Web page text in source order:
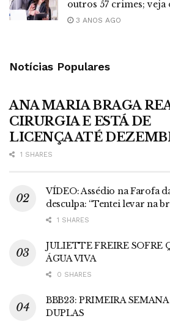
outros 57 crimes; veja
3 ANOS AGO
Notícias Populares
ANA MARIA BRAGA
CIRURGIA E ESTÁ DE
LICENÇA ATÉ
1 SHARES
VÍDEO: Assédio na Farofa
desculpa: “Tentei levar na
1 SHARES
JULIETTE FREIRE SOFRE
ÁGUA VIVA
0 SHARES
BBB23: PRIMEIRA SEMANA
DUPLAS